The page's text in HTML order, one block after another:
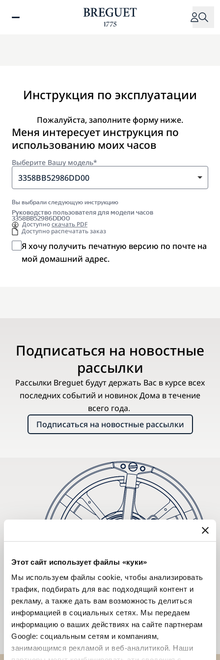
Этот сайт использует файлы «куки»
Мы используем файлы cookie, чтобы анализировать
трафик, подбирать для вас подходящий контент и
рекламу, а также дать вам возможность делиться
информацией в социальных сетях. Мы передаем
информацию о ваших действиях на сайте партнерам
Google: социальным сетям и компаниям,
занимающимся рекламой и веб-аналитикой. Наши
Инструкция по эксплуатации
Пожалуйста, заполните форму ниже.
Меня интересует инструкция по
использованию моих часов
Выберите Вашу модель*
3358BB52986DD00
Вы выбрали следующую инструкцию
Руководство пользователя для модели часов
3358BB52986DD00
Доступноскачать PDF
Доступно распечатать заказ
Я хочу получить печатную версию по почте на
мой домашний адрес.
Подписаться на новостные
рассылки
Рассылки Breguet будут держать Вас в курсе всех
последних событий и новинок Дома в течение
всего года.
Подписаться на новостные рассылки